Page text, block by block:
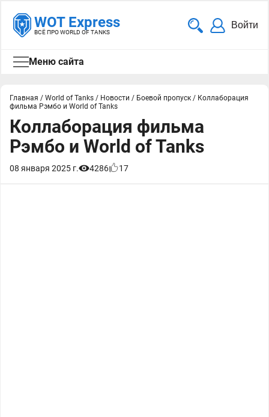
WOT Express
ВСЁ ПРО WORLD OF TANKS
Войти
Меню сайта
Главная / World of Tanks / Новости / Боевой пропуск / Коллаборация
фильма Рэмбо и World of Tanks
Коллаборация фильма
Рэмбо и World of Tanks
08 января 2025 г. 4286 17